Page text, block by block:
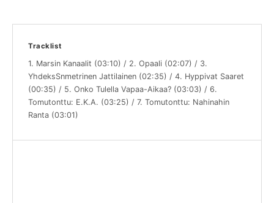
Tracklist
1. Marsin Kanaalit (03:10) / 2. Opaali (02:07) / 3.
YhdeksSnmetrinen Jattilainen (02:35) / 4. Hyppivat Saaret
(00:35) / 5. Onko Tulella Vapaa-Aikaa? (03:03) / 6.
Tomutonttu: E.K.A. (03:25) / 7. Tomutonttu: Nahinahin
Ranta (03:01)